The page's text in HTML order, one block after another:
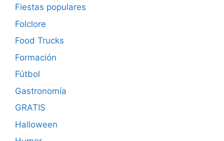
Fiestas populares
Folclore
Food Trucks
Formación
Fútbol
Gastronomía
GRATIS
Halloween